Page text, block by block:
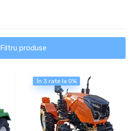
Filtru produse
În 3 rate la 0%